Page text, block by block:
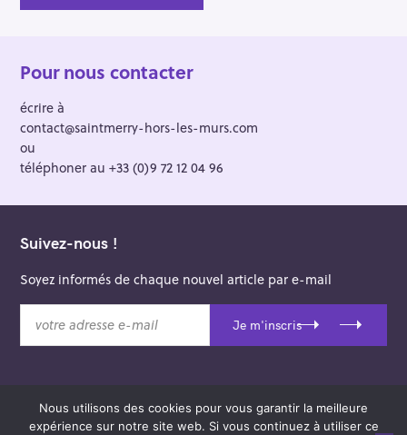
Pour nous contacter
écrire à
contact@saintmerry-hors-les-murs.com
ou
téléphoner au +33 (0)9 72 12 04 96
Suivez-nous !
Soyez informés de chaque nouvel article par e-mail
t
Je m'inscris
© 2026 Saint-Merry Hors-les-Murs.
Nous utilisons des cookies pour vous garantir la meilleure
expérience sur notre site web. Si vous continuez à utiliser ce